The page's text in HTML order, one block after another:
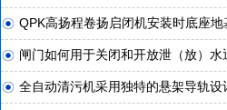
QPK高扬程卷扬启闭机安装时底座
闸门如何用于关闭和开放泄（放）水
全自动清污机采用独特的悬架导轨设